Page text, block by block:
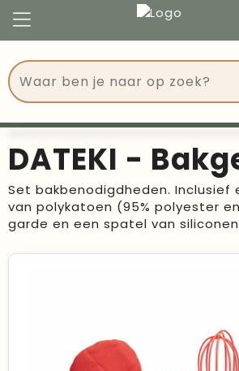
Tassen
Drinkwaren
Events
Schrijfwaren
Congres
Events
Kerst
Verjaardagen
DATEKI -
Set bakbenodigdheden. Inclusief
van polykatoen (95% polyester
garde en een spatel van